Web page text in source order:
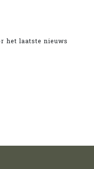
het laatste nieuws